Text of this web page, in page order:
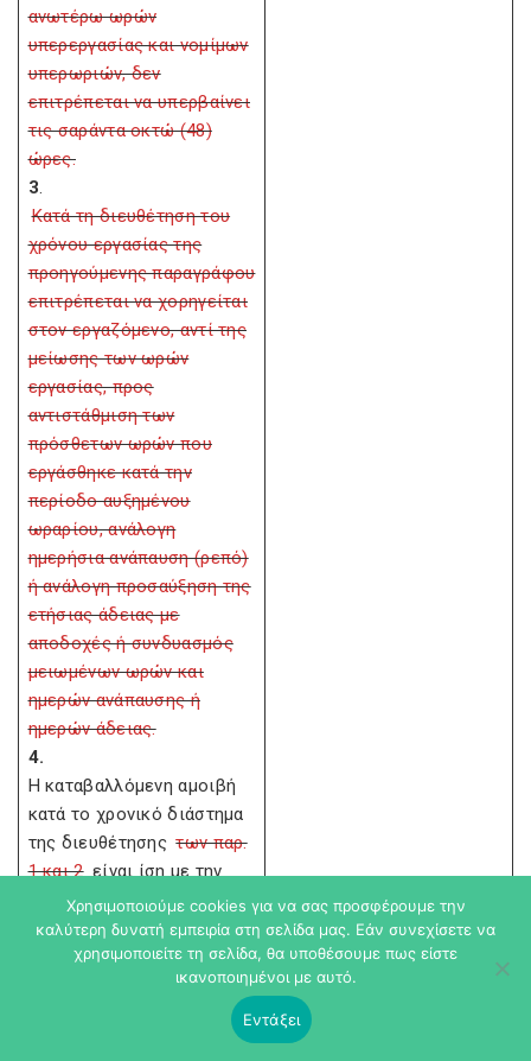
ανωτέρω ωρών
υπερεργασίας και νομίμων
υπερωριών, δεν
επιτρέπεται να υπερβαίνει
τις σαράντα οκτώ (48)
ώρες.
3.
Κατά τη διευθέτηση του
χρόνου εργασίας της
προηγούμενης παραγράφου
επιτρέπεται να χορηγείται
στον εργαζόμενο, αντί της
μείωσης των ωρών
εργασίας, προς
αντιστάθμιση των
πρόσθετων ωρών που
εργάσθηκε κατά την
περίοδο αυξημένου
ωραρίου, ανάλογη
ημερήσια ανάπαυση (ρεπό)
ή ανάλογη προσαύξηση της
ετήσιας άδειας με
αποδοχές ή συνδυασμός
μειωμένων ωρών και
ημερών ανάπαυσης ή
ημερών άδειας.
4.
Η καταβαλλόμενη αμοιβή
κατά το χρονικό διάστημα
της διευθέτησης των παρ.
1 και 2είναι ίση με την
αμοιβή για εργασία
σαράντα (40) ωρών
εβδομαδιαίως, εφόσον
στην επιχείρηση ισχύει
Χρησιμοποιούμε cookies για να σας προσφέρουμε την
καλύτερη δυνατή εμπειρία στη σελίδα μας. Εάν συνεχίσετε να
χρησιμοποιείτε τη σελίδα, θα υποθέσουμε πως είστε
ικανοποιημένοι με αυτό.
Εντάξει